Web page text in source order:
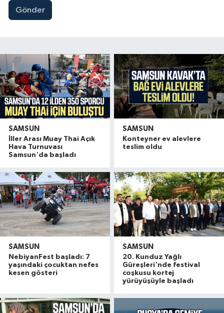
Gönder
SAMSUN
İller Arası Muay Thai Açık
Hava Turnuvası
Samsun'da başladı
SAMSUN
Konteyner ev alevlere
teslim oldu
SAMSUN
NebiyanFest başladı: 7
yaşındaki çocuktan nefes
kesen gösteri
SAMSUN
20. Kunduz Yağlı
Güreşleri'nde festival
coşkusu kortej
yürüyüşüyle başladı